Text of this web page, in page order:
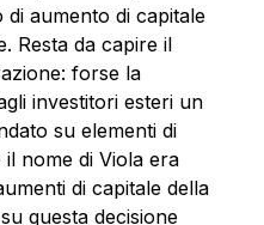
di aumento di capitale
Resta da capire il
forse la
investitori esteri un
su elementi di
nome di Viola era
di capitale della
questa decisione